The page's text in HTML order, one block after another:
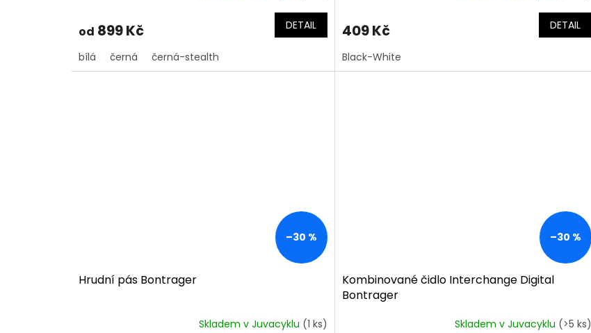
od 899 Kč DETAIL
bílá černá černá-stealth
409 Kč DETAIL
Black-White
–30 %
Hrudní pás Bontrager
Skladem v Juvacyklu (1 ks)
–30 %
Kombinované čidlo Interchange Digital
Bontrager
Skladem v Juvacyklu (>5 ks)